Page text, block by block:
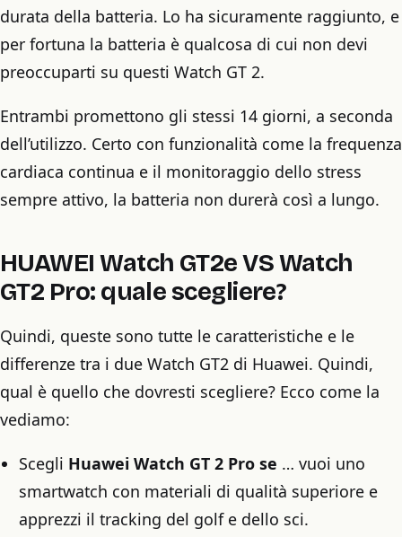
durata della batteria. Lo ha sicuramente raggiunto, e
per fortuna la batteria è qualcosa di cui non devi
preoccuparti su questi Watch GT 2.
Entrambi promettono gli stessi 14 giorni, a seconda
dell’utilizzo. Certo con funzionalità come la frequenza
cardiaca continua e il monitoraggio dello stress
sempre attivo, la batteria non durerà così a lungo.
HUAWEI Watch GT2e VS Watch
GT2 Pro: quale scegliere?
Quindi, queste sono tutte le caratteristiche e le
differenze tra i due Watch GT2 di Huawei. Quindi,
qual è quello che dovresti scegliere? Ecco come la
vediamo:
Scegli Huawei Watch GT 2 Pro se … vuoi uno
smartwatch con materiali di qualità superiore e
apprezzi il tracking del golf e dello sci.